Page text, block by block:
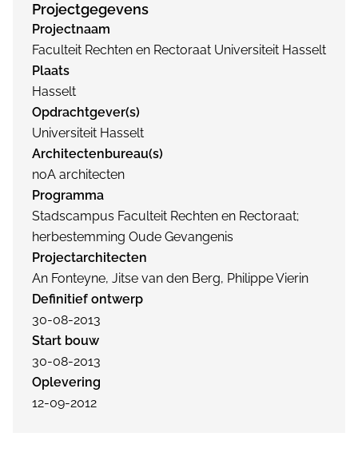
Projectgegevens
Projectnaam
Faculteit Rechten en Rectoraat Universiteit Hasselt
Plaats
Hasselt
Opdrachtgever(s)
Universiteit Hasselt
Architectenbureau(s)
noA architecten
Programma
Stadscampus Faculteit Rechten en Rectoraat;
herbestemming Oude Gevangenis
Projectarchitecten
An Fonteyne, Jitse van den Berg, Philippe Vierin
Definitief ontwerp
30-08-2013
Start bouw
30-08-2013
Oplevering
12-09-2012